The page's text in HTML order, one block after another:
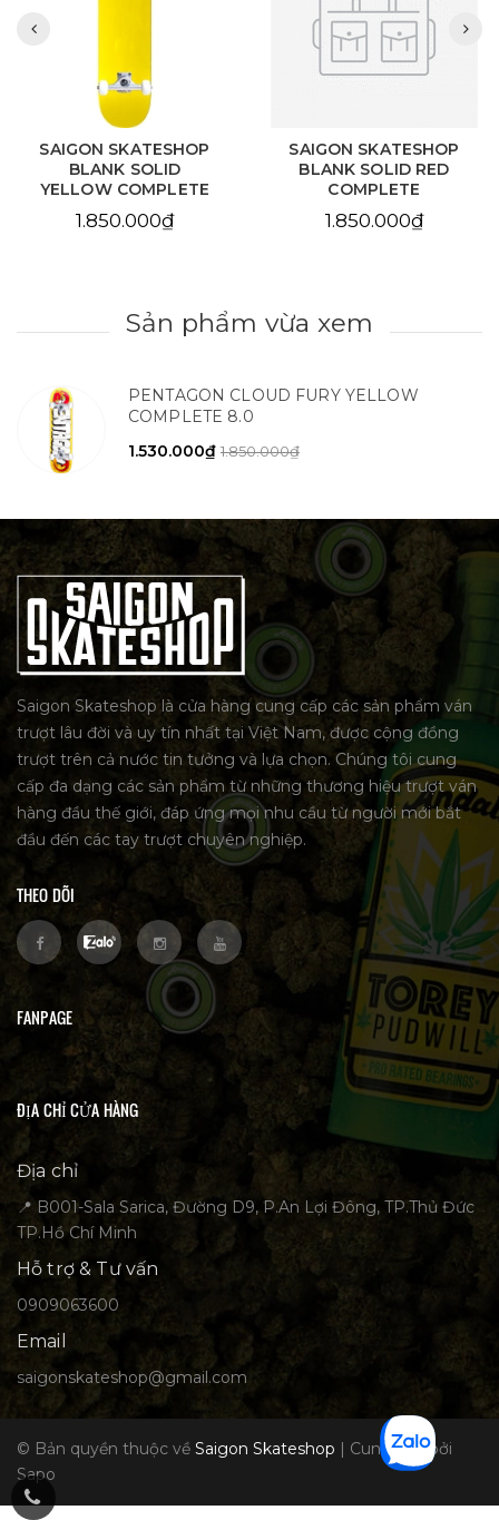
SAIGON SKATESHOP
BLANK SOLID
YELLOW COMPLETE
1.850.000₫
SAIGON SKATESHOP
BLANK SOLID RED
COMPLETE
1.850.000₫
Sản phẩm vừa xem
PENTAGON CLOUD FURY YELLOW
COMPLETE 8.0
1.530.000₫ 1.850.000₫
Saigon Skateshop là cửa hàng cung cấp các sản phẩm ván
trượt lâu đời và uy tín nhất tại Việt Nam, được cộng đồng
trượt trên cả nước tin tưởng và lựa chọn. Chúng tôi cung
cấp đa dạng các sản phẩm từ những thương hiệu trượt ván
hàng đầu thế giới, đáp ứng mọi nhu cầu từ người mới bắt
đầu đến các tay trượt chuyên nghiệp.
THEO DÕI
FANPAGE
ĐỊA CHỈ CỬA HÀNG
Địa chỉ
📍 B001-Sala Sarica, Đường D9, P.An Lợi Đông, TP.Thủ Đức
TP.Hồ Chí Minh
Hỗ trợ & Tư vấn
0909063600
Email
saigonskateshop@gmail.com
© Bản quyền thuộc về Saigon Skateshop | Cung cấp bởi
Sapo